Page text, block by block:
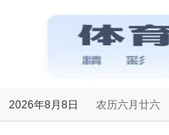
2026年8月8日 农历六月廿六